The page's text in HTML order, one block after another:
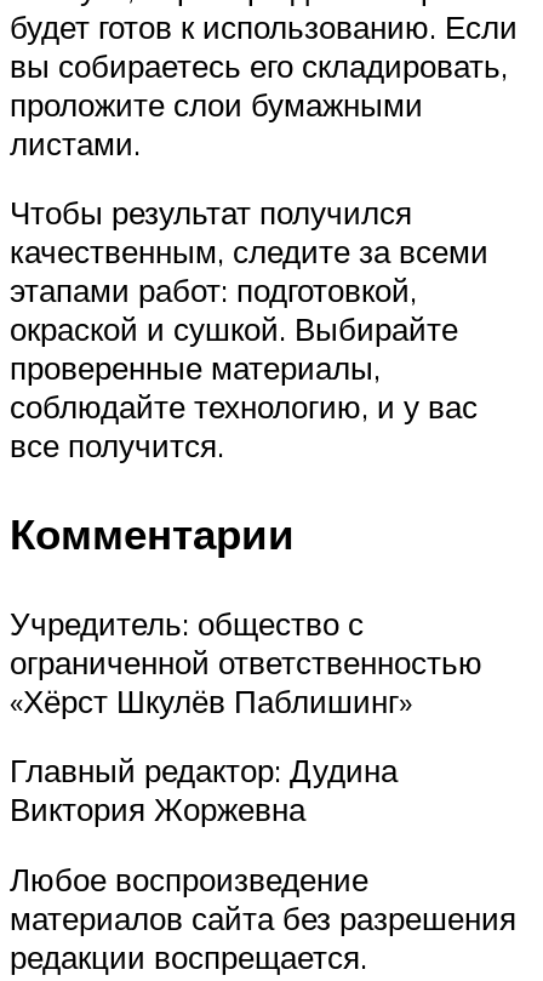
будет готов к использованию. Если
вы собираетесь его складировать,
проложите слои бумажными
листами.
Чтобы результат получился
качественным, следите за всеми
этапами работ: подготовкой,
окраской и сушкой. Выбирайте
проверенные материалы,
соблюдайте технологию, и у вас
все получится.
Комментарии
Учредитель: общество с
ограниченной ответственностью
«Хёрст Шкулёв Паблишинг»
Главный редактор: Дудина
Виктория Жоржевна
Любое воспроизведение
материалов сайта без разрешения
редакции воспрещается.